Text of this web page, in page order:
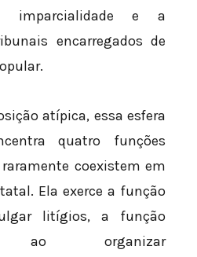
imparcialidade e a
encarregados de
atípica, essa esfera
quatro funções
coexistem em
Ela exerce a função
litígios, a função
ao organizar